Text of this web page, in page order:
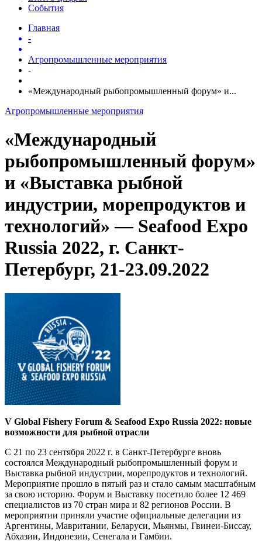
События
Главная
-
Агропромышленные мероприятия
-
«Международный рыбопромышленный форум» и...
Агропромышленные мероприятия
«Международный
рыбопромышленный форум»
и «Выставка рыбной
индустрии, морепродуктов и
технологий» — Seafood Expo
Russia 2022, г. Санкт-
Петербург, 21-23.09.2022
V Global Fishery Forum & Seafood Expo Russia 2022: новые
возможности для рыбной отрасли
С 21 по 23 сентября 2022 г. в Санкт-Петербурге вновь
состоялся Международный рыбопромышленный форум и
Выставка рыбной индустрии, морепродуктов и технологий.
Мероприятие прошло в пятый раз и стало самым масштабным
за свою историю. Форум и Выставку посетило более 12 469
специалистов из 70 стран мира и 82 регионов России. В
мероприятии приняли участие официальные делегации из
Аргентины, Мавритании, Беларуси, Мьянмы, Гвинеи-Биссау,
Абхазии, Индонезии, Сенегала и Гамбии.